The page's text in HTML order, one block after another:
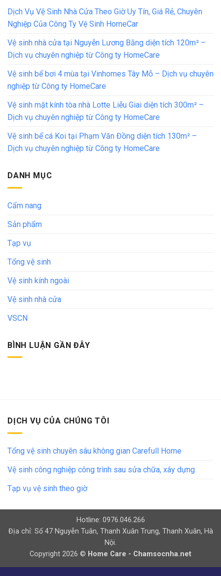
Dịch Vụ Vệ Sinh Nhà Cửa Theo Giờ Uy Tín, Giá Rẻ, Chuyên
Nghiệp Của Công Ty Vệ Sinh HomeCar
Vệ sinh nhà cửa tại Nguyễn Lương Bằng diện tích 120m² –
Dịch vụ chuyên nghiệp từ Công ty HomeCare
Vệ sinh bể bơi 4 mùa tại Vinhomes Tây Mỗ – Dịch vụ chuyên
nghiệp từ Công ty HomeCare
Vệ sinh mặt kính tòa nhà Lotte Liễu Giai diện tích 300m² –
Dịch vụ chuyên nghiệp từ Công ty HomeCare
Vệ sinh bể cá Koi tại Phạm Văn Đồng diện tích 130m² –
Dịch vụ chuyên nghiệp từ Công ty HomeCare
DANH MỤC
Cẩm nang
Sản phẩm
Tạp vụ
Tổng vệ sinh
Vệ sinh kính ngoài
Vệ sinh nhà cửa
VSCN
BÌNH LUẬN GẦN ĐÂY
DỊCH VỤ CỦA CHÚNG TÔI
Tổng vệ sinh chuyên sâu không gian Carefull Home
Vệ sinh công nghiệp công trình sau sửa chữa, xây dựng
Tạp vụ vệ sinh theo giờ
Hotline: 0976.046.266
Địa chỉ: Số 47 Nguyễn Tuân, Thanh Xuân Trung, Thanh Xuân, Hà
Nội.
Copyright 2026 © Home Care - Chamsocnha.net